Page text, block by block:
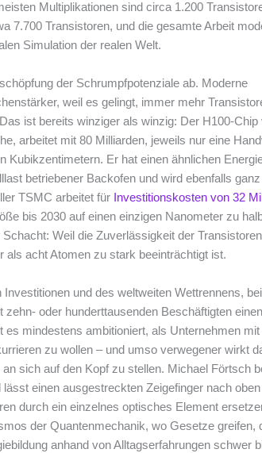
Multiplikationen sind circa 1.200
7.700 Transistoren, und die gesamte Arbeit
Simulation der realen Welt.
der Schrumpfpotenziale ab. Moderne
weil es gelingt, immer mehr
ist bereits winziger als winzig: Der H100-Chip
arbeitet mit 80 Milliarden, jeweils nur eine
Kubikzentimetern. Er hat einen ähnlichen
betriebener Backofen und wird ebenfalls
TSMC arbeitet für Investitionskosten von 32
bis 2030 auf einen einzigen Nanometer zu
Weil die Zuverlässigkeit der
acht Atomen zu stark beeinträchtigt ist.
und des weltweiten Wettrennens,
oder hunderttausenden Beschäftigten
es mindestens ambitioniert, als Unternehmen
zu wollen – und umso verwegener wirkt
sich auf den Kopf zu stellen. Michael Förtsch
einen ausgestreckten Zeigefinger nach
durch ein einzelnes optisches Element
der Quantenmechanik, wo Gesetze greifen,
anhand von Alltagserfahrungen schwer